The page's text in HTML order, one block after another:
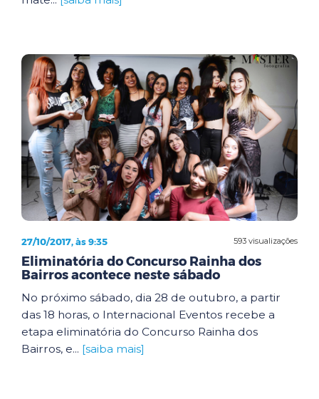
593 visualizações
27/10/2017, às 9:35
Eliminatória do Concurso Rainha dos
Bairros acontece neste sábado
No próximo sábado, dia 28 de outubro, a partir
das 18 horas, o Internacional Eventos recebe a
etapa eliminatória do Concurso Rainha dos
Bairros, e... [saiba mais]